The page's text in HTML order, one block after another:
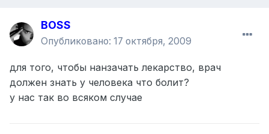
BOSS
Опубликовано: 17 октября, 2009
для того, чтобы нанзачать лекарство, врач
должен знать у человека что болит?
у нас так во всяком случае